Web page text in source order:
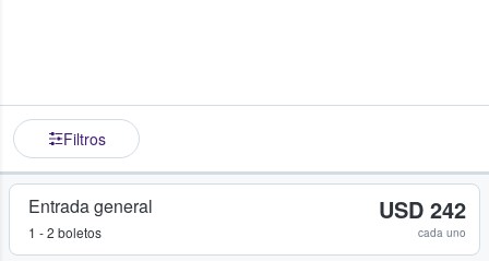
Filtros
Entrada general
1 - 2 boletos
USD 242
cada uno